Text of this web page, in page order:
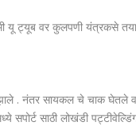
ट्यूब वर कुलपणी यंत्रकसे तयार
नंतर सायकल चे चाक घेतले व
सपोर्ट साठी लोखंडी